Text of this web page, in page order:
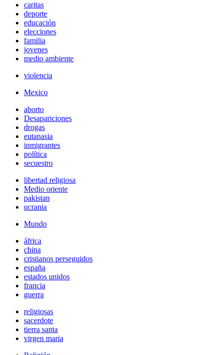
caritas
deporte
educación
elecciones
familia
jovenes
medio ambiente
violencia
Mexico
aborto
Desapariciones
drogas
eutanasia
inmigrantes
política
secuestro
libertad religiosa
Medio oriente
pakistan
ucrania
Mundo
áfrica
china
cristianos perseguidos
españa
estados unidos
francia
guerra
religiosas
sacerdote
tierra santa
virgen maria